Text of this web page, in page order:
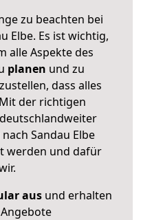
zu beachten bei
Elbe. Es ist wichtig,
alle Aspekte des
planen und zu
dass alles
der richtigen
Sandau Elbe
werden und dafür
ausund erhalten